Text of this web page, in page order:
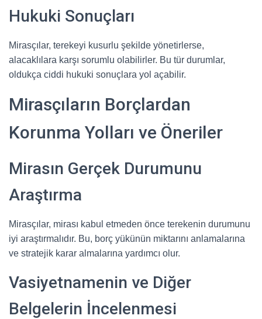
Hukuki Sonuçları
Mirasçılar, terekeyi kusurlu şekilde yönetirlerse,
alacaklılara karşı sorumlu olabilirler. Bu tür durumlar,
oldukça ciddi hukuki sonuçlara yol açabilir.
Mirasçıların Borçlardan
Korunma Yolları ve Öneriler
Mirasın Gerçek Durumunu
Araştırma
Mirasçılar, mirası kabul etmeden önce terekenin durumunu
iyi araştırmalıdır. Bu, borç yükünün miktarını anlamalarına
ve stratejik karar almalarına yardımcı olur.
Vasiyetnamenin ve Diğer
Belgelerin İncelenmesi